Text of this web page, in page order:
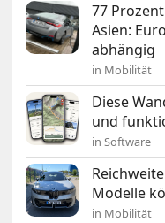
77
Asien:
abhängig
in Mobilität
Diese
und
in Software
Modelle
in Mobilität